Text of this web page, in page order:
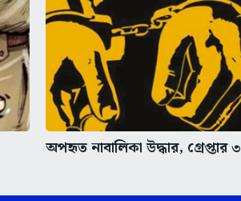
অপহৃত নাবালিকা উদ্ধার, গ্রেপ্তার ৩